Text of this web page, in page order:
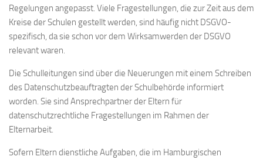
Regelungen angepasst. Viele Fragestellungen, die zur Zeit aus dem
Kreise der Schulen gestellt werden, sind häufig nicht DSGVO-
spezifisch, da sie schon vor dem Wirksamwerden der DSGVO
relevant waren.
Die Schulleitungen sind über die Neuerungen mit einem Schreiben
des Datenschutzbeauftragten der Schulbehörde informiert
worden. Sie sind Ansprechpartner der Eltern für
datenschutzrechtliche Fragestellungen im Rahmen der
Elternarbeit.
Sofern Eltern dienstliche Aufgaben, die im Hamburgischen